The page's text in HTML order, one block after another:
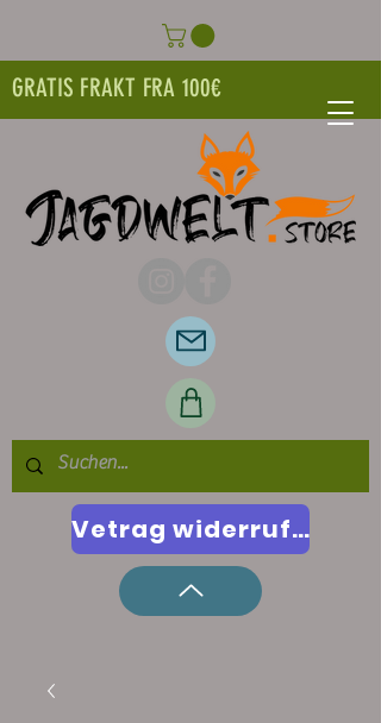
GRATIS FRAKT FRA 100€
Vetrag widerrufen